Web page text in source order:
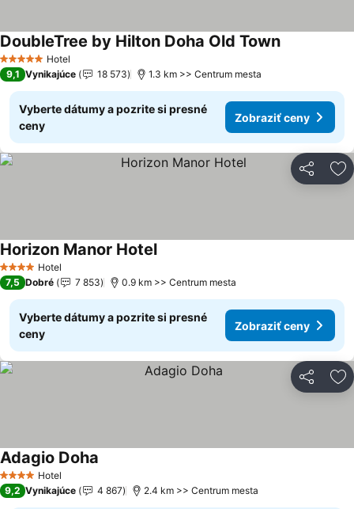
5 Počet hviezdičiek
Hotel
DoubleTree by Hilton Doha Old Town
9,1 Vynikajúce 18 573 1.3 km >> Centrum mesta
Vyberte dátumy a pozrite si presné
ceny
Zobraziť ceny
Zdieľať
4 Počet hviezdičiek
Hotel
Horizon Manor Hotel
7,5 Dobré 7 853 0.9 km >> Centrum mesta
Vyberte dátumy a pozrite si presné
ceny
Zobraziť ceny
Zdieľať
4 Počet hviezdičiek
Hotel
Adagio Doha
9,2 Vynikajúce 4 867 2.4 km >> Centrum mesta